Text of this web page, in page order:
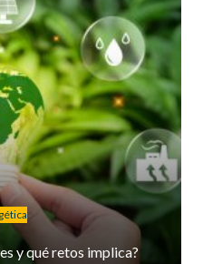
y qué retos implica?